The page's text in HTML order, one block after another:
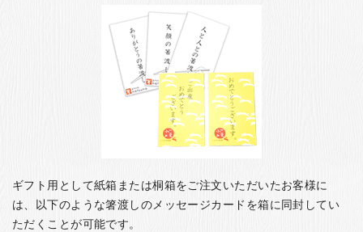
ギフト用として紙箱または桐箱をご注文いただいたお客様に
は、以下のような箸渡しのメッセージカードを箱に同封してい
ただくことが可能です。